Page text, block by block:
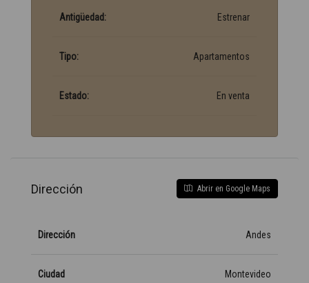
Antigüedad: Estrenar
Tipo: Apartamentos
Estado: En venta
Dirección Abrir en Google Maps
Dirección Andes
Ciudad Montevideo